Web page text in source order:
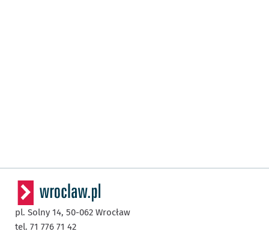
pl. Solny 14, 50-062 Wrocław
tel. 71 776 71 42